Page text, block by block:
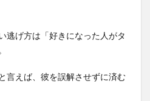
逃げ方は「好きになった人がタ
言えば、彼を誤解させずに済む